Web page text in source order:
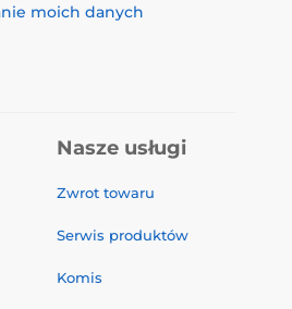
moich danych
Nasze usługi
Zwrot towaru
Serwis produktów
Komis